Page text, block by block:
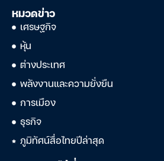
หมวดข่าว
เศรษฐกิจ
หุ้น
ต่างประเทศ
พลังงานและความยั่งยืน
การเมือง
ธุรกิจ
ภูมิทัศน์สื่อไทยปีล่าสุด